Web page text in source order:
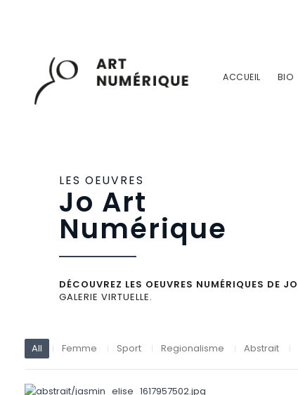
ACCUEIL BIO
LES OEUVRES
Jo Art
Numérique
DÉCOUVREZ LES OEUVRES NUMÉRIQUES DE JO
GALERIE VIRTUELLE.
All Femme Sport Regionalisme Abstrait